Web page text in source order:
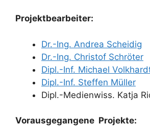
Projektbearbeiter:
Dr.-Ing. Andrea Scheidig
Dr.-Ing. Christof Schröter
Dipl.-Inf. Michael
Dipl.-Inf. Steffen Müller
Dipl.-Medienwiss. Katja
Vorausgegangene Projekte: